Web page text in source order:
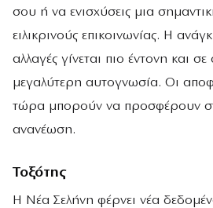
σου ή να ενισχύσεις μια
ειλικρινούς επικοινωνίας. Η
αλλαγές γίνεται πιο έντονη και
μεγαλύτερη αυτογνωσία. Οι
τώρα μπορούν να προσφέρουν
ανανέωση.
Τοξότης
Η Νέα Σελήνη φέρνει νέα